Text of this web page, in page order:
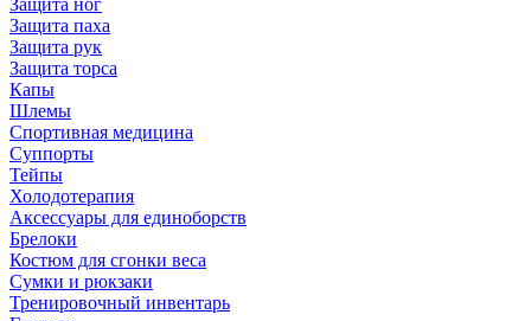
Защита ног
Защита паха
Защита рук
Защита торса
Капы
Шлемы
Спортивная медицина
Суппорты
Тейпы
Холодотерапия
Аксессуары для единоборств
Брелоки
Костюм для сгонки веса
Сумки и рюкзаки
Тренировочный инвентарь